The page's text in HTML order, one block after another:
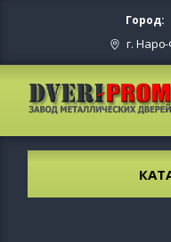
Город:
г.